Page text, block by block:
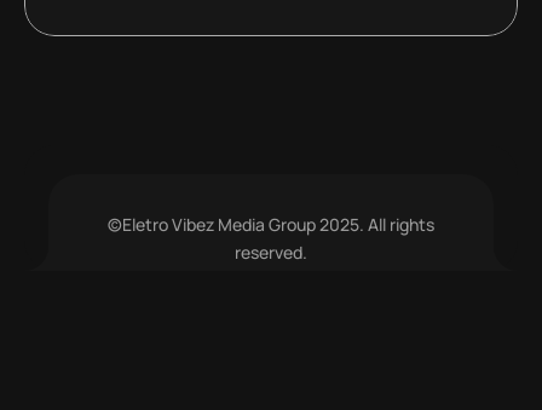
©Eletro Vibez Media Group 2025. All rights
reserved.